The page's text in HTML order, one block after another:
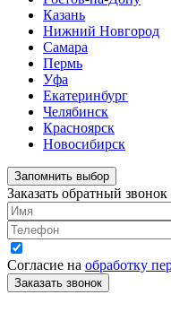
Казань
Нижний Новгород
Самара
Пермь
Уфа
Екатеринбург
Челябинск
Красноярск
Новосибирск
Запомнить выбор
Заказать обратный звонок
Согласие на обработку